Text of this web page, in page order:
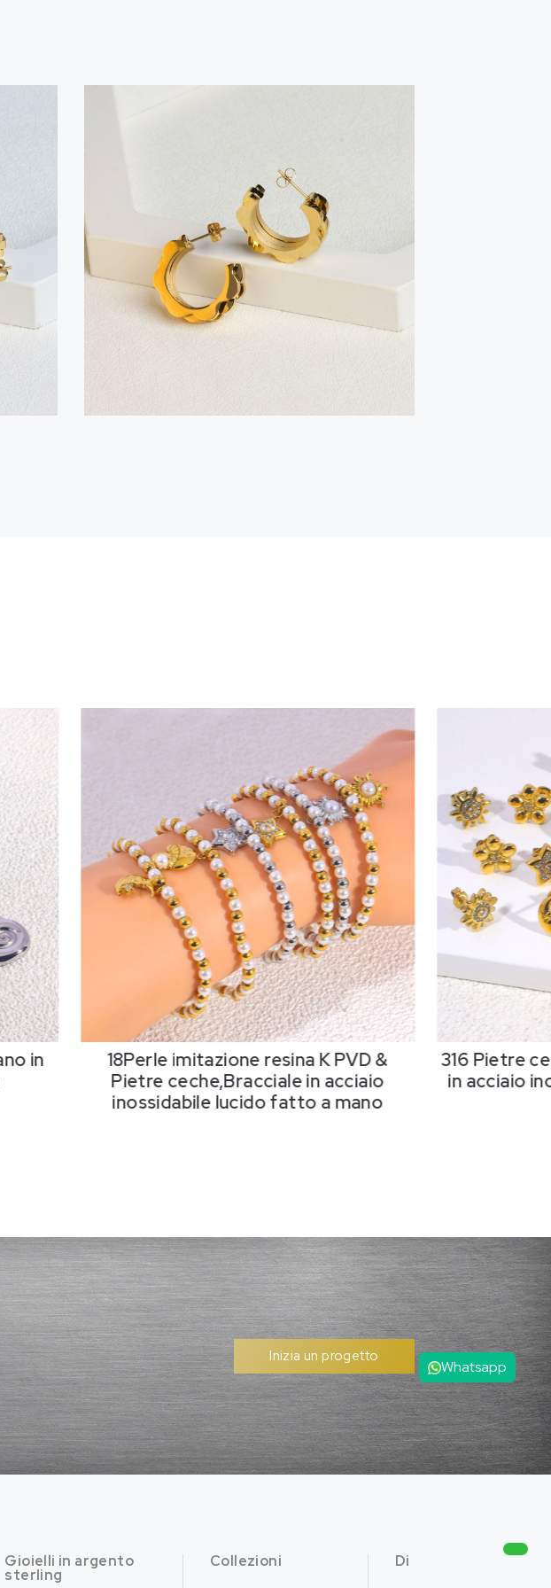
in
18Perle imitazione resina K PVD &
Pietre ceche,Bracciale in acciaio
inossidabile lucido fatto a mano
316 Pietre
in acciaio
Inizia un progetto
Gioielli in argento
sterling
Collezioni Di
Whatsapp